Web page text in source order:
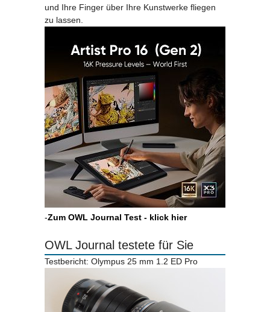
und Ihre Finger über Ihre Kunstwerke fliegen
zu lassen.
-Zum OWL Journal Test - klick hier
OWL Journal testete für Sie
Testbericht: Olympus 25 mm 1.2 ED Pro